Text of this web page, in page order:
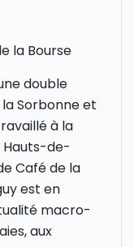
la Bourse
double
Sorbonne et
à la
Hauts-de-
Café de la
est en
macro-
aux